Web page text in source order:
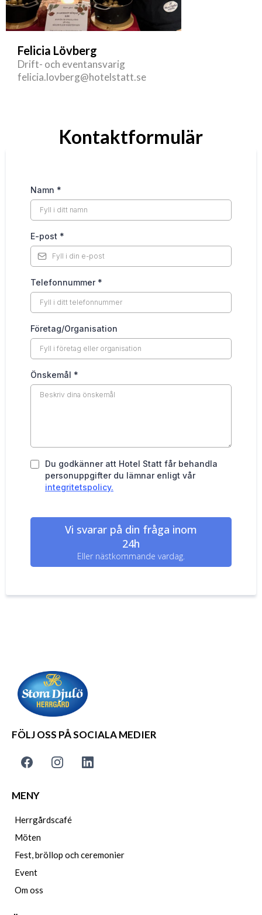
Felicia Lövberg
Drift- och eventansvarig
felicia.lovberg@hotelstatt.se
Kontaktformulär
Namn *
E-post *
Telefonnummer *
Företag/Organisation
Önskemål *
Du godkänner att Hotel Statt får behandla
personuppgifter du lämnar enligt vår
integritetspolicy.
Vi svarar på din fråga inom
24h
Eller nästkommande vardag.
FÖLJ OSS PÅ SOCIALA MEDIER
MENY
Herrgårdscafé
Möten
Fest, bröllop och ceremonier
Event
Om oss